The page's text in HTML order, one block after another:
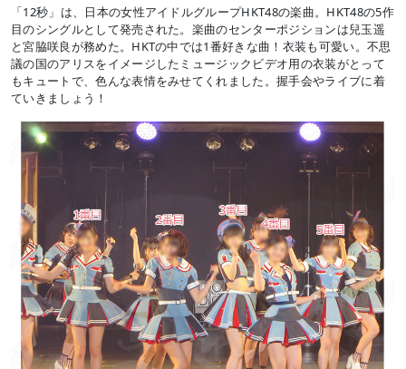
「12秒」は、日本の女性アイドルグループHKT48の楽曲。HKT48の5作
目のシングルとして発売された。楽曲のセンターポジションは兒玉遥
と宮脇咲良が務めた。HKTの中では1番好きな曲！衣装も可愛い。不思
議の国のアリスをイメージしたミュージックビデオ用の衣装がとって
もキュートで、色んな表情をみせてくれました。握手会やライブに着
ていきましょう！